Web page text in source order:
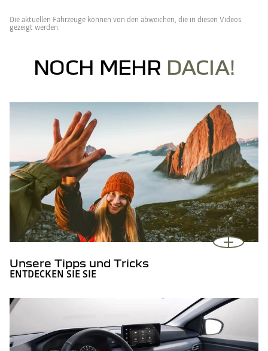
Die aktuellen Fahrzeuge können von den abweichen, die in diesen Videos
gezeigt werden.
NOCH MEHR DACIA!
Unsere Tipps und Tricks
ENTDECKEN SIE SIE